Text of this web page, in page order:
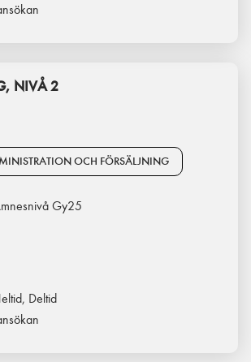
NIVÅ 2
OCH FÖRSÄLJNING
Gy25
Deltid